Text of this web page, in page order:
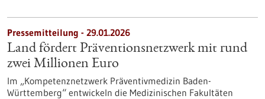
Pressemitteilung - 29.01.2026
Land fördert Präventionsnetzwerk mit rund
zwei Millionen Euro
Im „Kompetenznetzwerk Präventivmedizin Baden-
Württemberg“ entwickeln die Medizinischen Fakultäten